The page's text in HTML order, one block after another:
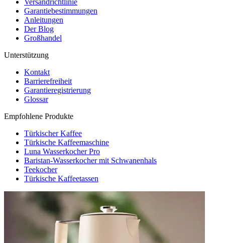
Garantiebestimmungen
Anleitungen
Der Blog
Großhandel
Unterstützung
Kontakt
Barrierefreiheit
Garantieregistrierung
Glossar
Empfohlene Produkte
Türkischer Kaffee
Türkische Kaffeemaschine
Luna Wasserkocher Pro
Baristan-Wasserkocher mit Schwanenhals
Teekocher
Türkische Kaffeetassen